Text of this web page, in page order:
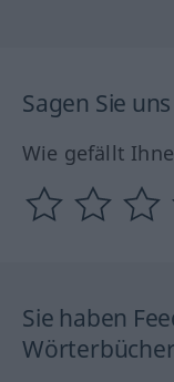
Sagen Sie
Wie gefällt
Sie haben